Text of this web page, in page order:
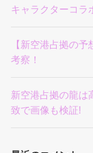
キャラクターコラ
【新空港占拠の
考察！
新空港占拠の龍は
致で画像も検証!